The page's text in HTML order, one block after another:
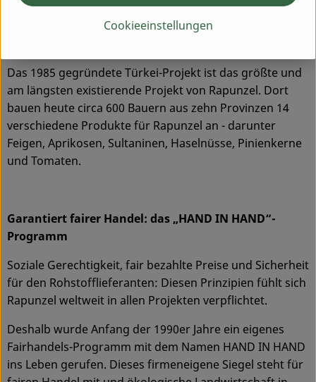
Förderung der ökologischen Landwirtschaft ein. Aus
dieser Aufbauarbeit sind eigene Anbauprojekte in der
Das 1985 gegründete Türkei-Projekt ist das größte und
am längsten existierende Projekt von Rapunzel. Dort
bauen heute circa 600 Bauern aus zehn Provinzen 14
verschiedene Produkte für Rapunzel an - darunter
Feigen, Aprikosen, Sultaninen, Haselnüsse, Pinienkerne
und Tomaten.
Garantiert fairer Handel: das „HAND IN HAND“-
Programm
Soziale Gerechtigkeit, fair bezahlte Preise und Sicherheit
für den Rohstofflieferanten: Diesen Prinzipien fühlt sich
Rapunzel weltweit in allen Projekten verpflichtet.
Deshalb wurde Anfang der 1990er Jahre ein eigenes
Fairhandels-Programm mit dem Namen HAND IN HAND
ins Leben gerufen. Dieses firmeneigene Siegel steht für
Cookieeinstellungen